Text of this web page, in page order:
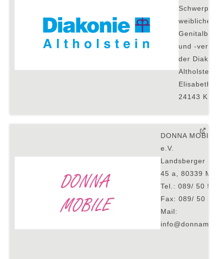
weibliche
und -
der
Altholstein,
24143 Kiel
DONNA
e.V.
Landsberger
45 a, 80339
Tel.: 089/ 50 50
Fax: 089/ 50
Mail: